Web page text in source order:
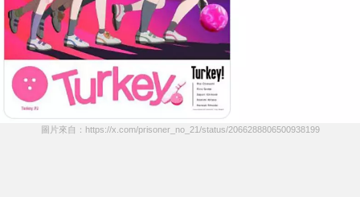
圖片來自：https://x.com/prisoner_no_21/status/2066288806500938199